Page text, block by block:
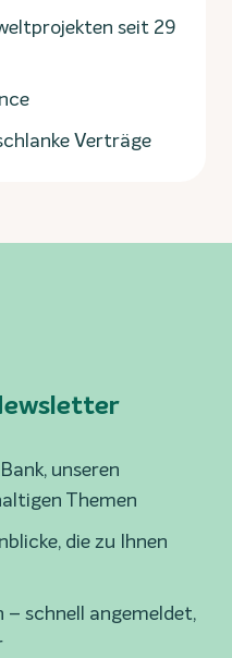
seit 29
Verträge
unseren
Themen
die zu Ihnen
schnell angemeldet,